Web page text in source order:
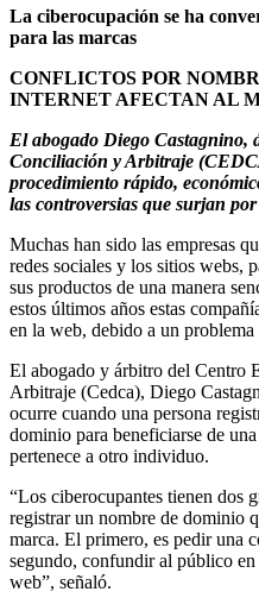
La ciberocupación se ha
para las marcas
CONFLICTOS POR
INTERNET AFECTAN AL
El abogado Diego Castagnino,
Conciliación y Arbitraje
procedimiento rápido,
las controversias que surjan
Muchas han sido las empresas
redes sociales y los sitios webs,
sus productos de una manera
estos últimos años estas
en la web, debido a un
El abogado y árbitro del Centro
Arbitraje (Cedca), Diego
ocurre cuando una persona
dominio para beneficiarse de
pertenece a otro individuo.
“Los ciberocupantes tienen dos
registrar un nombre de dominio
marca. El primero, es pedir una
segundo, confundir al público
web”, señaló.